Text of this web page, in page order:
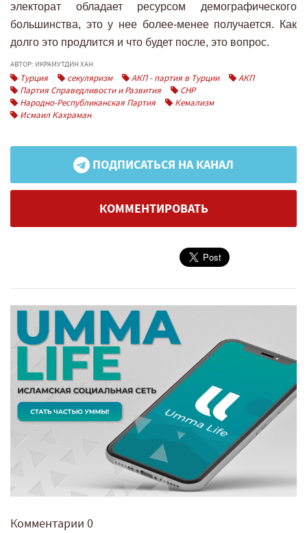
электорат обладает ресурсом демографического
большинства, это у нее более-менее получается. Как
долго это продлится и что будет после, это вопрос.
АВТОР: ИКРАМУТДИН ХАН
Турция секуляризм АКП - партия в Турции
АКП
Партия Справедливости и Развития
CHP
Народно-Республиканская Партия
Кемализм
Исмаил Кахраман
ПОДПИСАТЬСЯ НА КАНАЛ
КОММЕНТИРОВАТЬ
Комментарии 0